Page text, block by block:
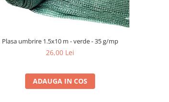
Plasa umbrire 1.5x10 m - verde - 35 g/mp
26,00 Lei
ADAUGA IN COS